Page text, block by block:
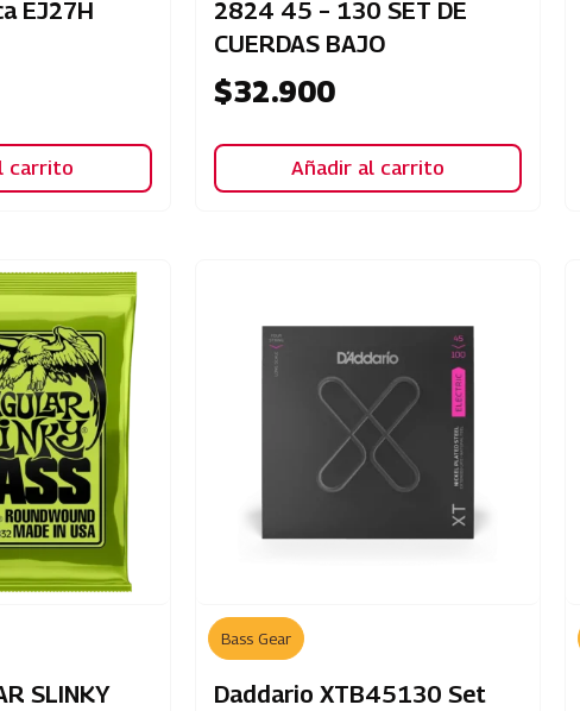
EJ27H
carrito
2824 45 – 130 SET DE
CUERDAS BAJO
$32.900
Añadir al carrito
SLINKY
Bass Gear
Daddario XTB45130 Set